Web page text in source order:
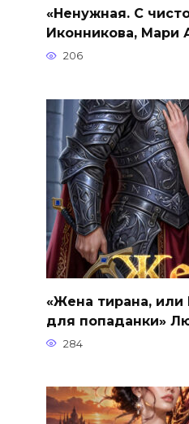
«Ненужная. С
Иконникова, Мари
206
«Жена тирана,
для попаданки»
284